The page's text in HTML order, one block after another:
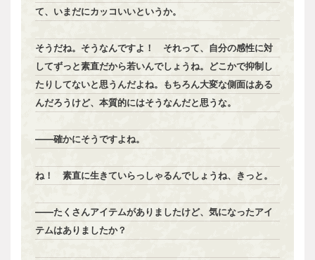
て、いまだにカッコいいというか。
そうだね。そうなんですよ！ それって、自分の感性に対
してずっと素直だから若いんでしょうね。どこかで抑制し
たりしてないと思うんだよね。もちろん大変な側面はある
んだろうけど、本質的にはそうなんだと思うな。
――確かにそうですよね。
ね！ 素直に生きていらっしゃるんでしょうね、きっと。
――たくさんアイテムがありましたけど、気になったアイ
テムはありましたか？